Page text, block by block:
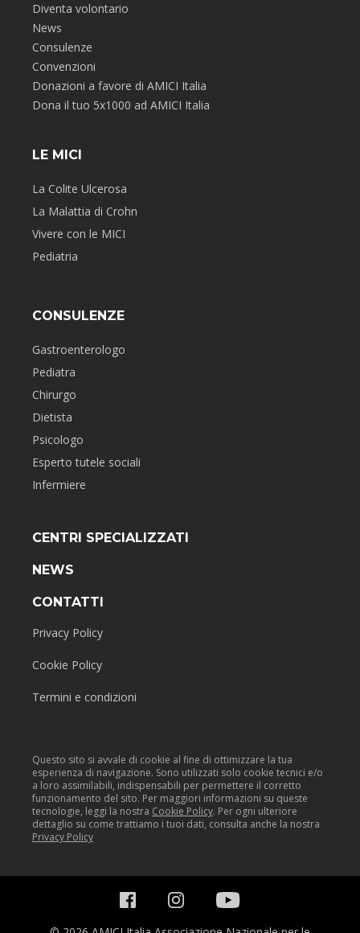
Diventa volontario
News
Consulenze
Convenzioni
Donazioni a favore di AMICI Italia
Dona il tuo 5x1000 ad AMICI Italia
LE MICI
La Colite Ulcerosa
La Malattia di Crohn
Vivere con le MICI
Pediatria
CONSULENZE
Gastroenterologo
Pediatra
Chirurgo
Dietista
Psicologo
Esperto tutele sociali
Infermiere
CENTRI SPECIALIZZATI
NEWS
CONTATTI
Privacy Policy
Cookie Policy
Termini e condizioni
Questo sito si avvale di cookie al fine di ottimizzare la tua
esperienza di navigazione. Sono utilizzati solo cookie tecnici e/o
a loro assimilabili, indispensabili per permettere il corretto
funzionamento del sito. Per maggiori informazioni su queste
tecnologie, leggi la nostra Cookie Policy. Per ogni ulteriore
dettaglio su come trattiamo i tuoi dati, consulta anche la nostra
Privacy Policy